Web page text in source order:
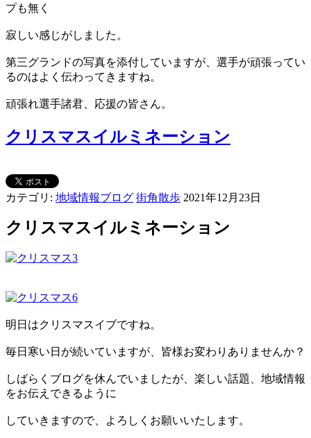
プも無く
寂しい感じがしました。
第三グランドの写真を添付していますが、選手が頑張ってい
るのはよく伝わってきますね。
頑張れ選手諸君、応援の皆さん。
クリスマスイルミネーション
カテゴリ: 地域情報ブログ 街角散歩 2021年12月23日
クリスマスイルミネーション
明日はクリスマスイブですね。
毎日寒い日が続いていますが、皆様お変わりありませんか？
しばらくブログを休んでいましたが、楽しい話題、地域情報
をお伝えできるように
していきますので、よろしくお願いいたします。